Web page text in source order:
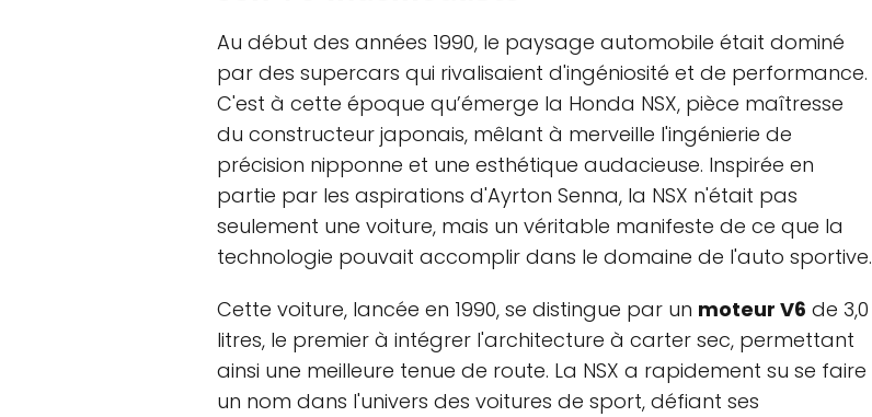
Au début des années 1990, le paysage automobile était dominé
par des supercars qui rivalisaient d'ingéniosité et de performance.
C'est à cette époque qu’émerge la Honda NSX, pièce maîtresse
du constructeur japonais, mêlant à merveille l'ingénierie de
précision nipponne et une esthétique audacieuse. Inspirée en
partie par les aspirations d'Ayrton Senna, la NSX n'était pas
seulement une voiture, mais un véritable manifeste de ce que la
technologie pouvait accomplir dans le domaine de l'auto sportive.
Cette voiture, lancée en 1990, se distingue par un moteur V6 de 3,0
litres, le premier à intégrer l'architecture à carter sec, permettant
ainsi une meilleure tenue de route. La NSX a rapidement su se faire
un nom dans l'univers des voitures de sport, défiant ses